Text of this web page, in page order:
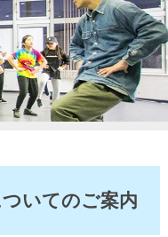
いてのご案内